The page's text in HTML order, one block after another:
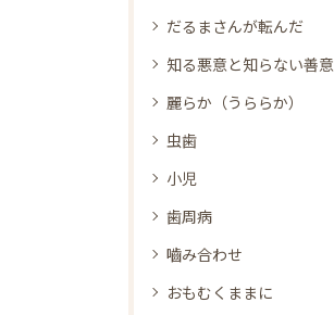
だるまさんが転んだ
知る悪意と知らない善意
麗らか（うららか）
虫歯
小児
歯周病
嚙み合わせ
おもむくままに